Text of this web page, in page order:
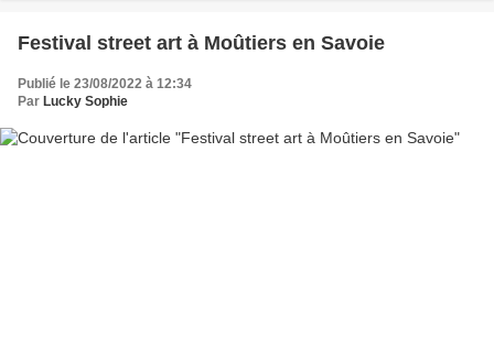
Festival street art à Moûtiers en Savoie
Publié le 23/08/2022 à 12:34
Par Lucky Sophie